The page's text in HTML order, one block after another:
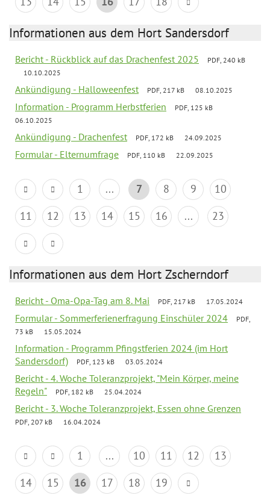
Informationen aus dem Hort Sandersdorf
Bericht - Rückblick auf das Drachenfest 2025
PDF, 240 kB
10.10.2025
Ankündigung - Halloweenfest PDF, 217 kB 08.10.2025
Information - Programm Herbstferien
PDF, 125 kB
06.10.2025
Ankündigung - Drachenfest PDF, 172 kB 24.09.2025
Formular - Elternumfrage PDF, 110 kB 22.09.2025
1 ... 7 8 9
10
11
12 13 14 15 16 ... 23
Informationen aus dem Hort Zscherndorf
Bericht - Oma-Opa-Tag am 8. Mai PDF, 217 kB 17.05.2024
Formular - Sommerferienerfragung Einschüler 2024
PDF,
73 kB
15.05.2024
Information - Programm Pfingstferien 2024 (im Hort
Sandersdorf)
PDF, 123 kB 03.05.2024
Bericht - 4. Woche Toleranzprojekt, "Mein Körper, meine
Regeln"
PDF, 182 kB 25.04.2024
Bericht - 3. Woche Toleranzprojekt, Essen ohne Grenzen
PDF, 207 kB 16.04.2024
1 ... 10 11 12
13
14
15 16 17 18 19